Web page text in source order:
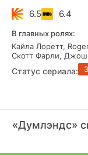
6.5 6.4
В главных ролях:
Кайла Лоретт,
Скотт Фарли, Джош
Статус сериала:
«Думлэндс»